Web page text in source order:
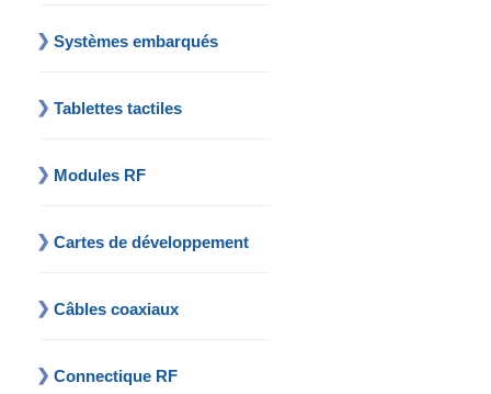
Systèmes embarqués
Tablettes tactiles
Modules RF
Cartes de développement
Câbles coaxiaux
Connectique RF